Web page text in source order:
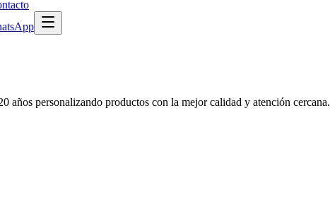
años personalizando productos con la mejor calidad y atención cercana.